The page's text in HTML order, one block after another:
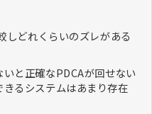
どれくらいのズレがある
と正確なPDCAが回せない
るシステムはあまり存在